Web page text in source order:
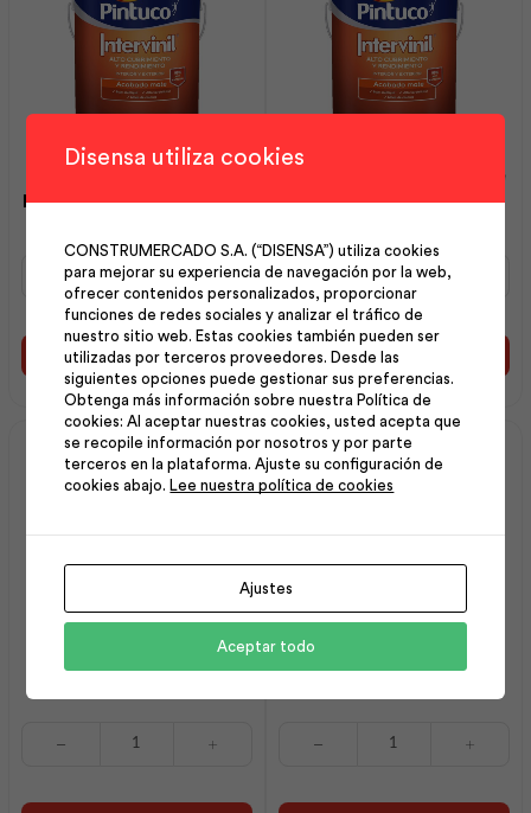
Blanco Hueso 1 gl | Pintuco
Blanco
Hueso
1
Pintuco
cantidad
Añadir al carrito
Intervinil Látex Mate Base
Pastel 1 gl | Pintuco
Intervinil
Látex
Mate
Base
Pastel
1
gl
|
Pintuco
cantidad
Añadir al carrito
Intervinil Látex Mate
Blanco Puro 1 gl | Pintuco
Blanco
Espátula 1 1/2″ Mango
Plástico | Best Value
Mango
Disensa utiliza cookies
CONSTRUMERCADO S.A. (“DISENSA”) utiliza cookies
para mejorar su experiencia de navegación por la web,
ofrecer contenidos personalizados, proporcionar
funciones de redes sociales y analizar el tráfico de
nuestro sitio web. Estas cookies también pueden ser
utilizadas por terceros proveedores. Desde las
siguientes opciones puede gestionar sus preferencias.
Obtenga más información sobre nuestra Política de
cookies: Al aceptar nuestras cookies, usted acepta que
se recopile información por nosotros y por parte
terceros en la plataforma. Ajuste su configuración de
cookies abajo.
Lee nuestra política de cookies
Ajustes
Aceptar todo